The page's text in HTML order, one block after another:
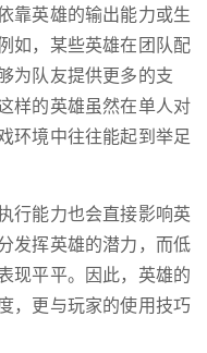
靠英雄的输出能力或生
如，某些英雄在团队配
为队友提供更多的支
样的英雄虽然在单人对
环境中往往能起到举足
行能力也会直接影响英
发挥英雄的潜力，而低
现平平。因此，英雄的
，更与玩家的使用技巧